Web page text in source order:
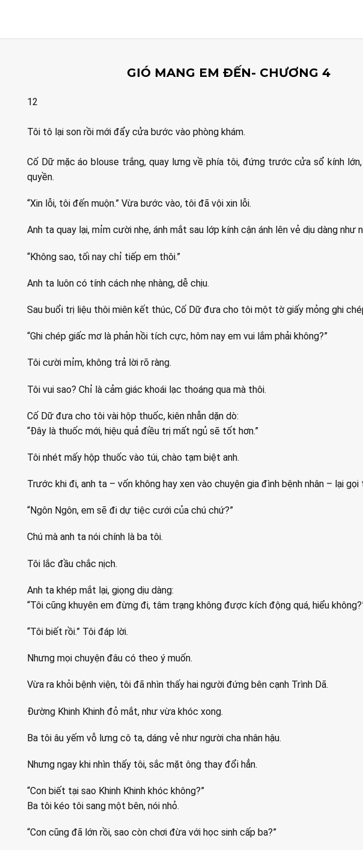
GIÓ MANG EM ĐẾN- CHƯƠNG 4
12
Tôi tô lại son rồi mới đẩy cửa bước vào phòng khám.
Cố Dữ mặc áo blouse trắng, quay lưng về phía tôi, đứng trước cửa sổ kính
quyền.
“Xin lỗi, tôi đến muộn.” Vừa bước vào, tôi đã vội xin lỗi.
Anh ta quay lại, mỉm cười nhẹ, ánh mắt sau lớp kính cận ánh lên vẻ dịu dàng như
“Không sao, tối nay chỉ tiếp em thôi.”
Anh ta luôn có tính cách nhẹ nhàng, dễ chịu.
Sau buổi trị liệu thôi miên kết thúc, Cố Dữ đưa cho tôi một tờ giấy mỏng ghi
“Ghi chép giấc mơ là phản hồi tích cực, hôm nay em vui lắm phải không?”
Tôi cười mỉm, không trả lời rõ ràng.
Tôi vui sao? Chỉ là cảm giác khoái lạc thoáng qua mà thôi.
Cố Dữ đưa cho tôi vài hộp thuốc, kiên nhẫn dặn dò:
“Đây là thuốc mới, hiệu quả điều trị mất ngủ sẽ tốt hơn.”
Tôi nhét mấy hộp thuốc vào túi, chào tạm biệt anh.
Trước khi đi, anh ta – vốn không hay xen vào chuyện gia đình bệnh nhân – lại gọi
“Ngôn Ngôn, em sẽ đi dự tiệc cưới của chú chứ?”
Chú mà anh ta nói chính là ba tôi.
Tôi lắc đầu chắc nịch.
Anh ta khép mắt lại, giọng dịu dàng:
“Tôi cũng khuyên em đừng đi, tâm trạng không được kích động quá, hiểu
“Tôi biết rồi.” Tôi đáp lời.
Nhưng mọi chuyện đâu có theo ý muốn.
Vừa ra khỏi bệnh viện, tôi đã nhìn thấy hai người đứng bên cạnh Trình Dã.
Đường Khinh Khinh đỏ mắt, như vừa khóc xong.
Ba tôi âu yếm vỗ lưng cô ta, dáng vẻ như người cha nhân hậu.
Nhưng ngay khi nhìn thấy tôi, sắc mặt ông thay đổi hẳn.
“Con biết tại sao Khinh Khinh khóc không?”
Ba tôi kéo tôi sang một bên, nói nhỏ.
“Con cũng đã lớn rồi, sao còn chơi đừa với học sinh cấp ba?”